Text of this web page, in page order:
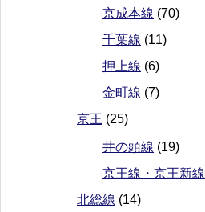
京成本線 (70)
千葉線 (11)
押上線 (6)
金町線 (7)
京王 (25)
井の頭線 (19)
京王線・京王新線
北総線 (14)